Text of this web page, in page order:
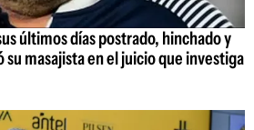
últimos días postrado, hinchado y
masajista en el juicio que investiga